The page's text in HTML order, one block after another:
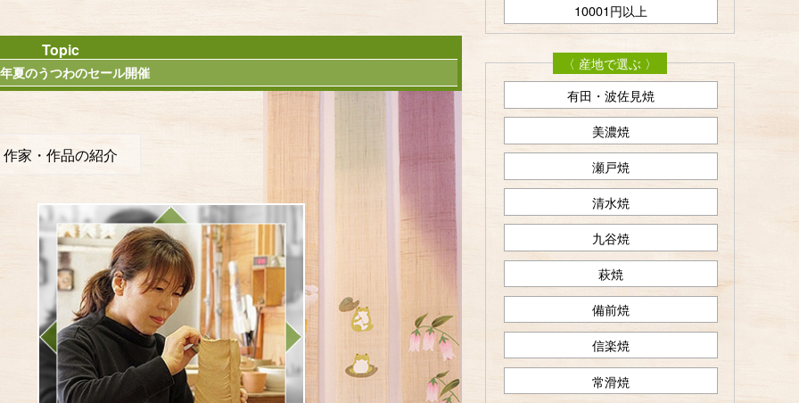
Topic
夏のうつわのセール開催
作家・作品の紹介
10001円以上
〈 産地で選ぶ 〉
有田・波佐見焼
美濃焼
瀬戸焼
清水焼
九谷焼
萩焼
備前焼
信楽焼
常滑焼